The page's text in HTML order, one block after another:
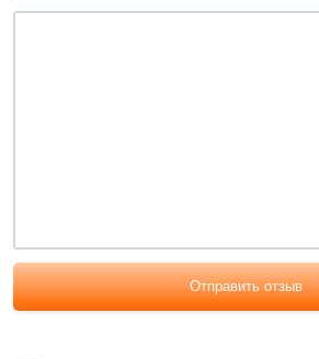
Отправить отзыв